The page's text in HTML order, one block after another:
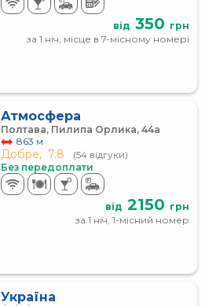
від 350 грн
за 1 ніч, місце в 7-місному номері
Атмосфера
Полтава, Пилипа Орлика, 44а
863 м
Добре, 7.8
(54 відгуки)
Без передоплати
від 2150 грн
за 1 ніч, 1-місний номер
Україна